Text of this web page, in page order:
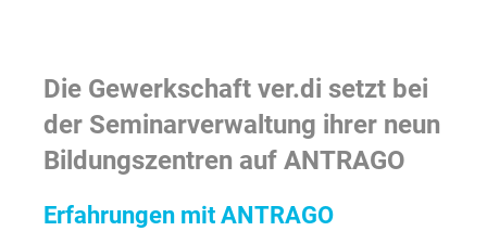
Die Gewerkschaft ver.di setzt bei
der Seminarverwaltung ihrer neun
Bildungszentren auf ANTRAGO
Erfahrungen mit ANTRAGO